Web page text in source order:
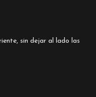
sin dejar al lado las